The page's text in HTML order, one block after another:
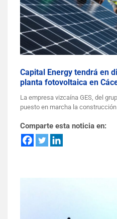
Capital Energy tendrá en
planta fotovoltaica en
La empresa vizcaína GES, del
puesto en marcha la
Comparte esta noticia en: